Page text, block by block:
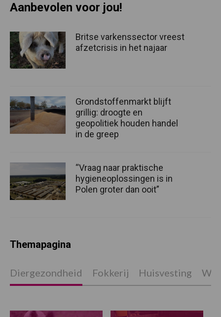
Aanbevolen voor jou!
Britse varkenssector vreest
afzetcrisis in het najaar
Grondstoffenmarkt blijft
grillig: droogte en
geopolitiek houden handel
in de greep
“Vraag naar praktische
hygieneoplossingen is in
Polen groter dan ooit”
Themapagina
Diergezondheid Fokkerij Huisvesting